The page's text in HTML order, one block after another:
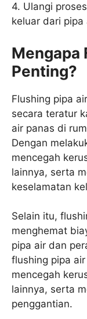
4. Ulangi
keluar dari
Mengapa
Penting?
Flushing pipa
secara teratur
air panas di
Dengan
mencegah
lainnya, serta
keselamatan
Selain itu,
menghemat
pipa air dan
flushing pipa
mencegah
lainnya, serta
penggantian.